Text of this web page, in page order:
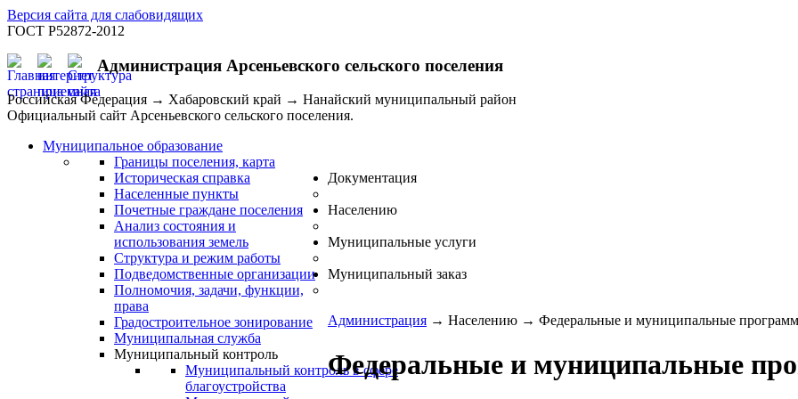
Версия сайта для слабовидящих
ГОСТ Р52872-2012
Администрация Арсеньевского сельского поселения
Российская Федерация → Хабаровский край → Нанайский муниципальный район
Официальный сайт Арсеньевского сельского поселения.
Муниципальное образование
Границы поселения, карта
Историческая справка
Населенные пункты
Почетные граждане поселения
Анализ состояния и
использования земель
Структура и режим работы
Подведомственные организации
Полномочия, задачи, функции,
права
Градостроительное зонирование
Муниципальная служба
Муниципальный контроль
Муниципальный контроль в сфере
благоустройства
Документация
Населению
Муниципальные услуги
Муниципальный заказ
Администрация → Населению → Федеральные и муниципальные
Федеральные и муниципальные